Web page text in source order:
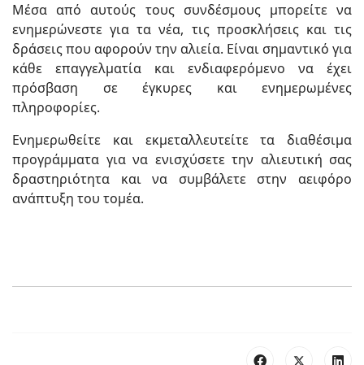
Μέσα από αυτούς τους συνδέσμους μπορείτε να
ενημερώνεστε για τα νέα, τις προσκλήσεις και τις
δράσεις που αφορούν την αλιεία. Είναι σημαντικό για
κάθε επαγγελματία και ενδιαφερόμενο να έχει
πρόσβαση σε έγκυρες και ενημερωμένες
πληροφορίες.
Ενημερωθείτε και εκμεταλλευτείτε τα διαθέσιμα
προγράμματα για να ενισχύσετε την αλιευτική σας
δραστηριότητα και να συμβάλετε στην αειφόρο
ανάπτυξη του τομέα.